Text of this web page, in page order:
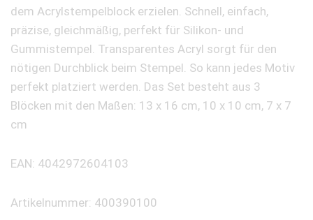
dem Acrylstempelblock erzielen. Schnell, einfach,
präzise, gleichmäßig, perfekt für Silikon- und
Gummistempel. Transparentes Acryl sorgt für den
nötigen Durchblick beim Stempel. So kann jedes Motiv
perfekt platziert werden. Das Set besteht aus 3
Blöcken mit den Maßen: 13 x 16 cm, 10 x 10 cm, 7 x 7
cm
EAN: 4042972604103
Artikelnummer: 400390100